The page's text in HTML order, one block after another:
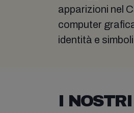
apparizioni nel
computer
identità e
I